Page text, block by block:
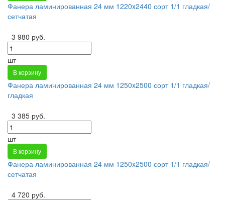
Фанера ламинированная 24 мм 1220x2440 сорт 1/1 гладкая/
сетчатая
3 980 руб.
шт
В корзину
Фанера ламинированная 24 мм 1250x2500 сорт 1/1 гладкая/
гладкая
3 385 руб.
шт
В корзину
Фанера ламинированная 24 мм 1250x2500 сорт 1/1 гладкая/
сетчатая
4 720 руб.